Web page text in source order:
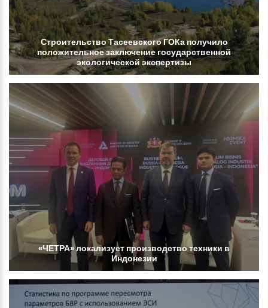
СтроительствоТасеевскогоГОКаполучило
положительноезаключение государственной
экологической экспертизы
«ЧЕТРА»локализует производствотехники в
Индонезии